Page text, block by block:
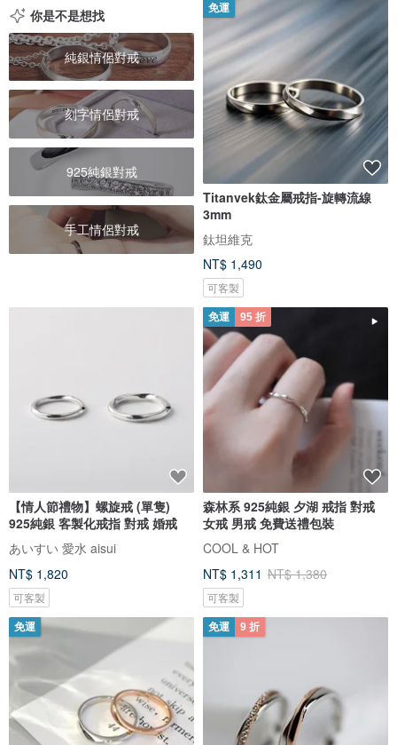
你是不是想找
純銀情侶對戒
刻字情侶對戒
925純銀對戒
手工情侶對戒
免運
Titanvek鈦金屬戒指-旋轉流線
3mm
鈦坦維克
NT$ 1,490
可客製
【情人節禮物】螺旋戒 (單隻)
925純銀 客製化戒指 對戒 婚戒
あいすい 愛水 aisui
NT$ 1,820
可客製
免運 95 折
森林系 925純銀 夕湖 戒指 對戒
女戒 男戒 免費送禮包裝
COOL & HOT
NT$ 1,311 NT$ 1,380
可客製
免運 免運 9 折